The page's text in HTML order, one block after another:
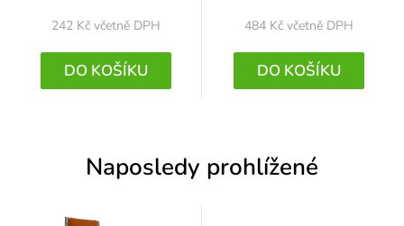
242 Kč včetně DPH
DO KOŠÍKU
484 Kč včetně DPH
DO KOŠÍKU
Naposledy prohlížené